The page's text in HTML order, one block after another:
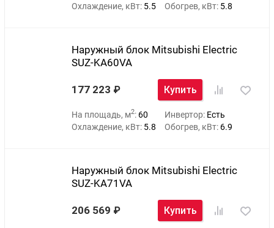
Охлаждение, кВт: 5.5 Обогрев, кВт: 5.8
Наружный блок Mitsubishi Electric
SUZ-KA60VA
177 223 Купить
На площадь, м2: 60 Инвертор: Есть
Охлаждение, кВт: 5.8 Обогрев, кВт: 6.9
Наружный блок Mitsubishi Electric
SUZ-KA71VA
206 569 Купить